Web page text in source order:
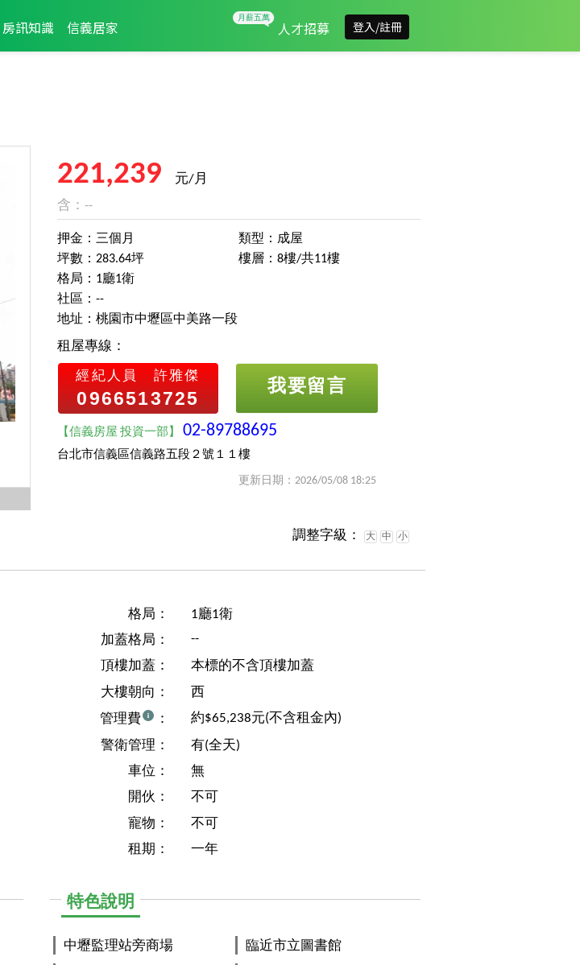
房訊知識 信義居家 人才招募 登入/註冊
221,239
元/月
含：--
押金：三個月
坪數：283.64坪
類型：成屋
樓層：8樓/共11樓
格局：1廳1衛
社區：--
地址：桃園市中壢區中美路一段
租屋專線：
經紀人員 許雅傑
0966513725
我要留言
【信義房屋 投資一部】02-89788695
台北市信義區信義路五段２號１１樓
更新日期：2026/05/08 18:25
調整字級： 大 中 小
格局：
1廳1衛
加蓋格局：
--
頂樓加蓋：
本標的不含頂樓加蓋
大樓朝向：
西
管理費
：
約$65,238元(不含租金內)
警衛管理：
有(全天)
車位：
無
開伙：
不可
寵物：
不可
租期：
一年
特色說明
中壢監理站旁商場
臨近市立圖書館